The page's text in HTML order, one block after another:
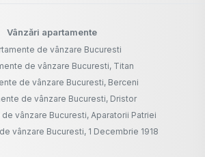
Vânzări apartamente
de vânzare Bucuresti
de vânzare Bucuresti, Titan
de vânzare Bucuresti, Berceni
de vânzare Bucuresti, Dristor
vânzare Bucuresti, Aparatorii Patriei
vânzare Bucuresti, 1 Decembrie 1918